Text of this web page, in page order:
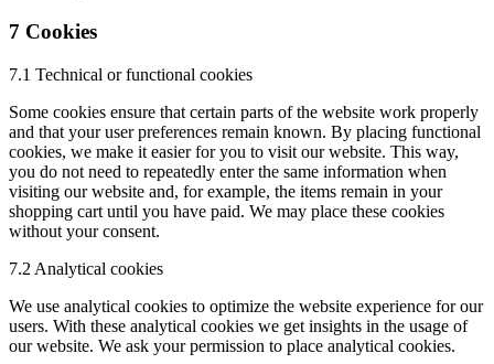
7 Cookies
7.1 Technical or functional cookies
Some cookies ensure that certain parts of the website work properly
and that your user preferences remain known. By placing functional
cookies, we make it easier for you to visit our website. This way,
you do not need to repeatedly enter the same information when
visiting our website and, for example, the items remain in your
shopping cart until you have paid. We may place these cookies
without your consent.
7.2 Analytical cookies
We use analytical cookies to optimize the website experience for our
users. With these analytical cookies we get insights in the usage of
our website. We ask your permission to place analytical cookies.